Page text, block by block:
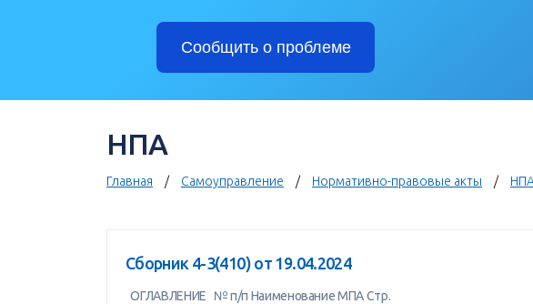
Сообщить о проблеме
НПА
Главная Самоуправление Нормативно-правовые акты
Сборник 4-3(410) от 19.04.2024
ОГЛАВЛЕНИЕ № п/п Наименование МПА Стр.